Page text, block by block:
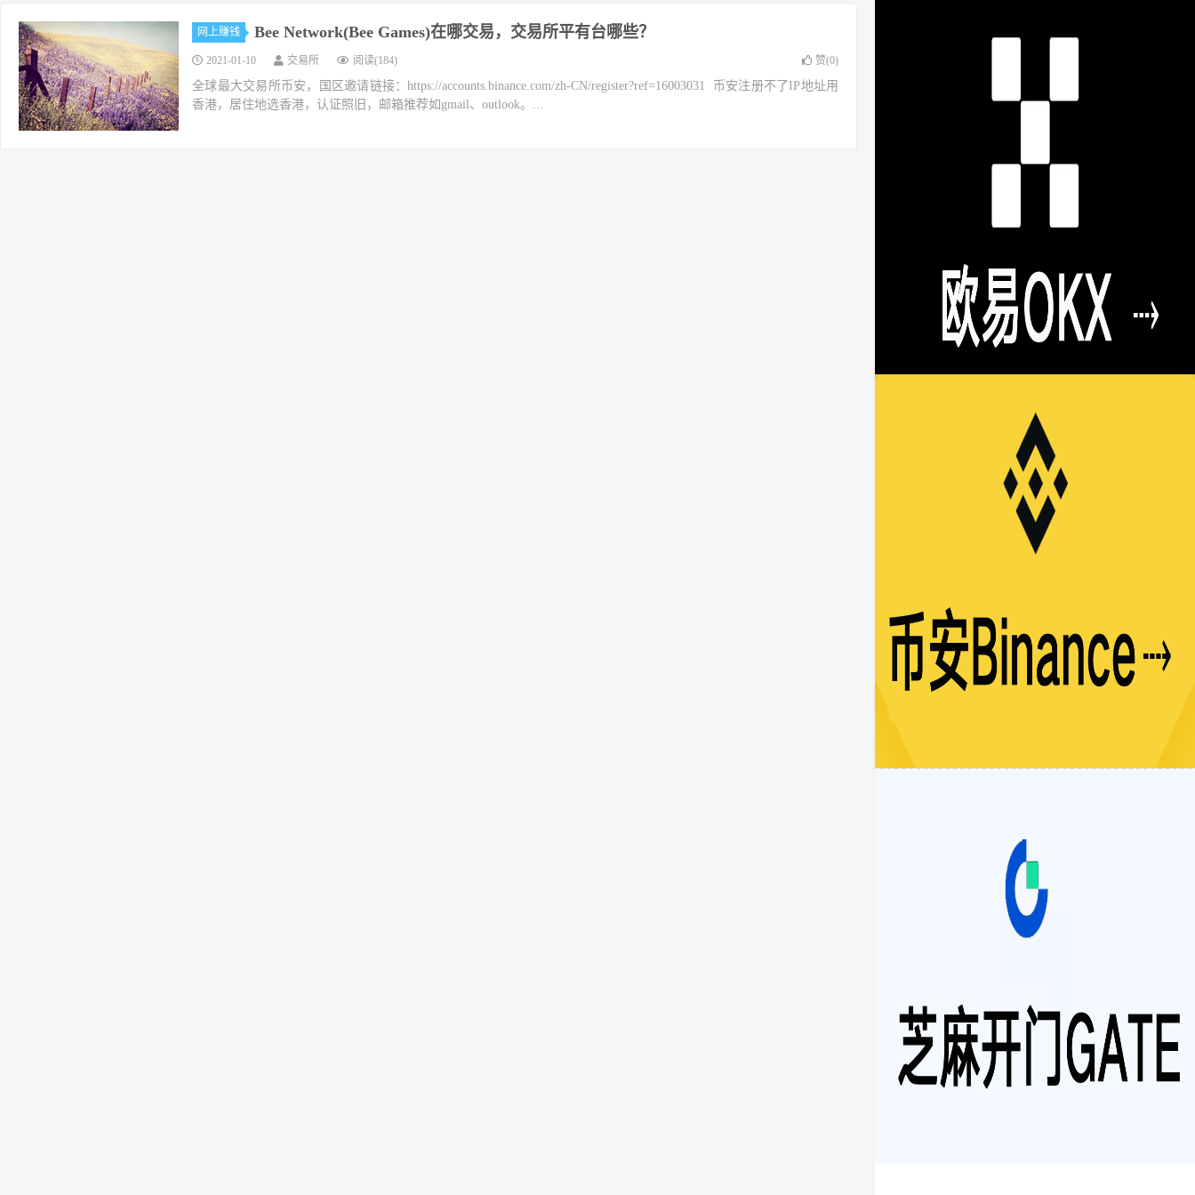
网上赚钱 Bee Network(Bee Games)在哪交易，交易所平有台哪些？
2021-01-10 交易所 阅读(184) 赞(0)
全球最大交易所币安，国区邀请链接：https://accounts.binance.com/zh-CN/register?ref=16003031 币安注册不了IP地址用
香港，居住地选香港，认证照旧，邮箱推荐如gmail、outlook。...